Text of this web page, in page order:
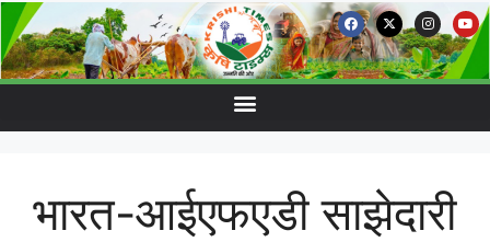
भारत-आईएफएडी साझेदारी